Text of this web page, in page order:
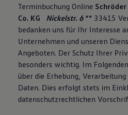
Terminbuchung Online
Co. KG
Nickelstr. 6 ** 33415
bedanken uns für Ihr Interesse
Unternehmen und unseren
Angeboten. Der Schutz Ihrer
besonders wichtig. Im
über die Erhebung,
Daten. Dies erfolgt stets im
datenschutzrechtlichen